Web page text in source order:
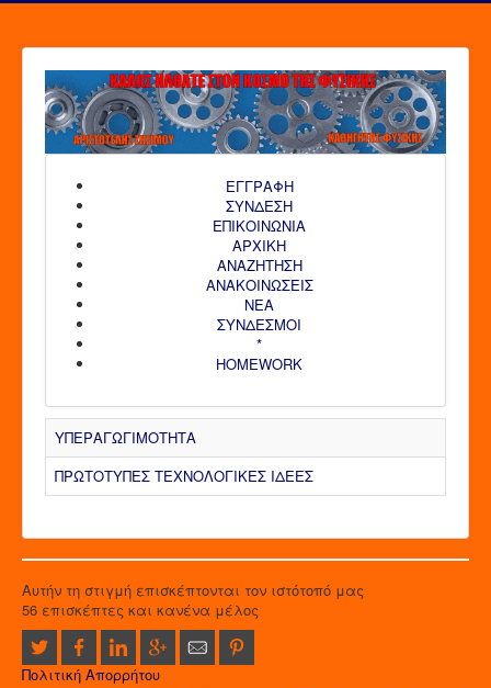
ΕΓΓΡΑΦΗ
ΣΥΝΔΕΣΗ
ΕΠΙΚΟΙΝΩΝΙΑ
ΑΡΧΙΚΗ
AΝΑΖΗΤΗΣΗ
ΑΝΑΚΟΙΝΩΣΕΙΣ
ΝΕΑ
ΣΥΝΔΕΣΜΟΙ
*
HOMEWORK
ΥΠΕΡΑΓΩΓΙΜΟΤΗΤΑ
ΠΡΩΤΟΤΥΠΕΣ ΤΕΧΝΟΛΟΓΙΚΕΣ ΙΔΕΕΣ
Αυτήν τη στιγμή επισκέπτονται τον ιστότοπό μας
56 επισκέπτες και κανένα μέλος
Πολιτική Απορρήτου